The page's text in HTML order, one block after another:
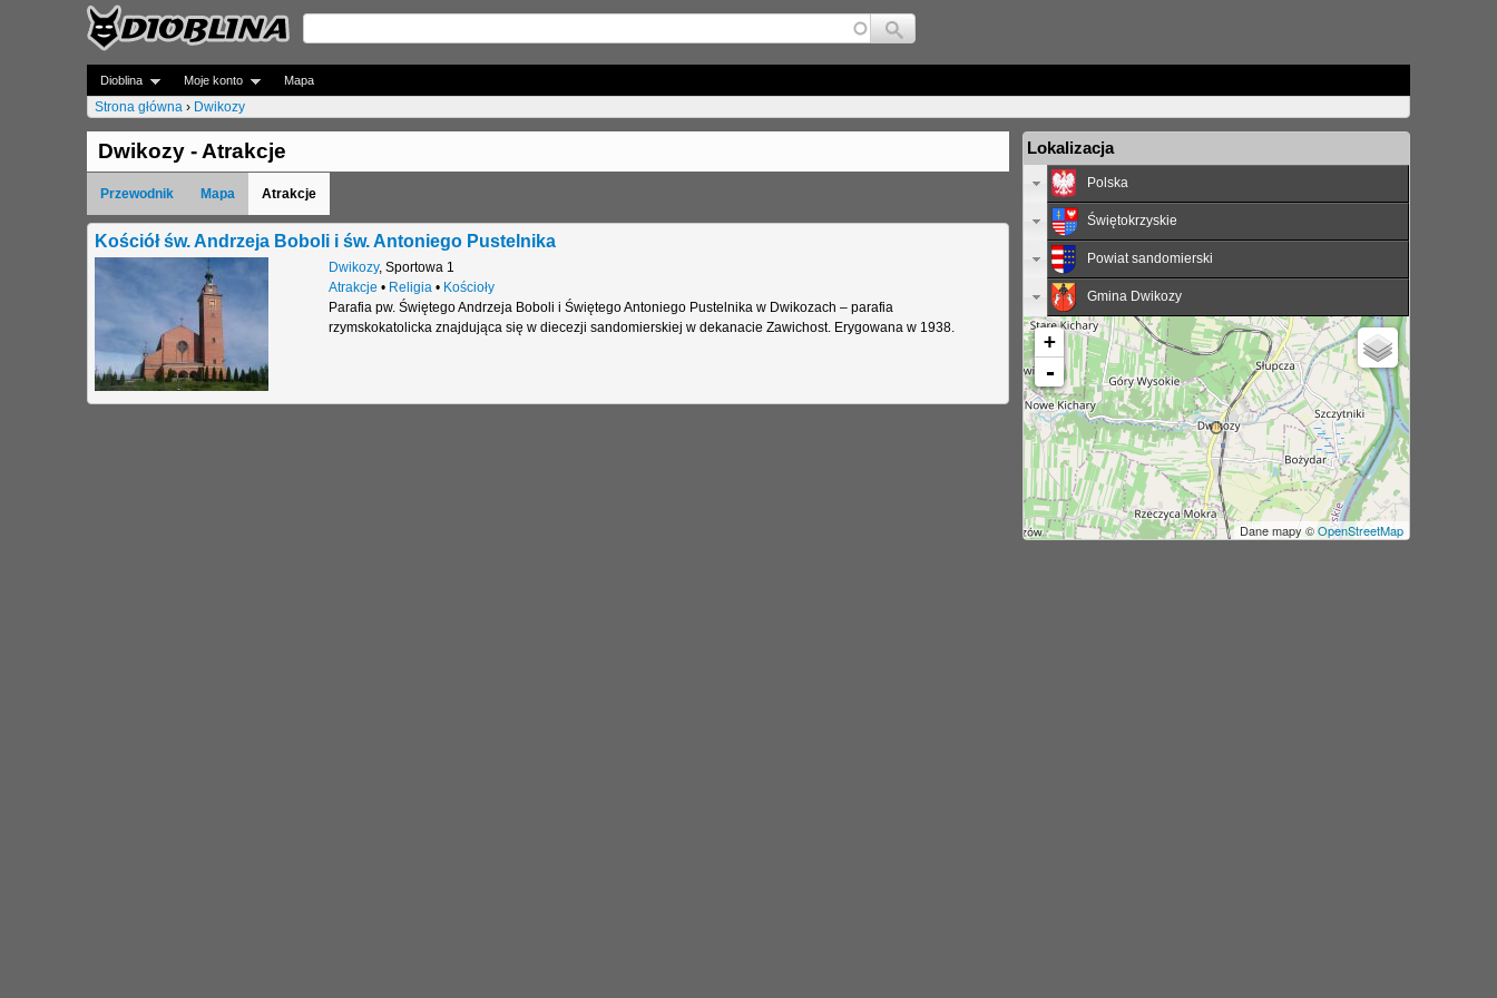
Jump to navigation
Dioblina Moje konto Mapa
J
e
s
t
e
t
u
Strona główna › Dwikozy
Dwikozy - Atrakcje
Przewodnik Mapa Atrakcje
Kościół św. Andrzeja Boboli i św. Antoniego Pustelnika
Dwikozy, Sportowa 1
Atrakcje • Religia • Kościoły
Parafia pw. Świętego Andrzeja Boboli i Świętego Antoniego Pustelnika w Dwikozach – parafia
rzymskokatolicka znajdująca się w diecezji sandomierskiej w dekanacie Zawichost. Erygowana w 1938.
Lokalizacja
Polska
Świętokrzyskie
Powiat sandomierski
Gmina Dwikozy
+
-
Dane mapy ©OpenStreetMap